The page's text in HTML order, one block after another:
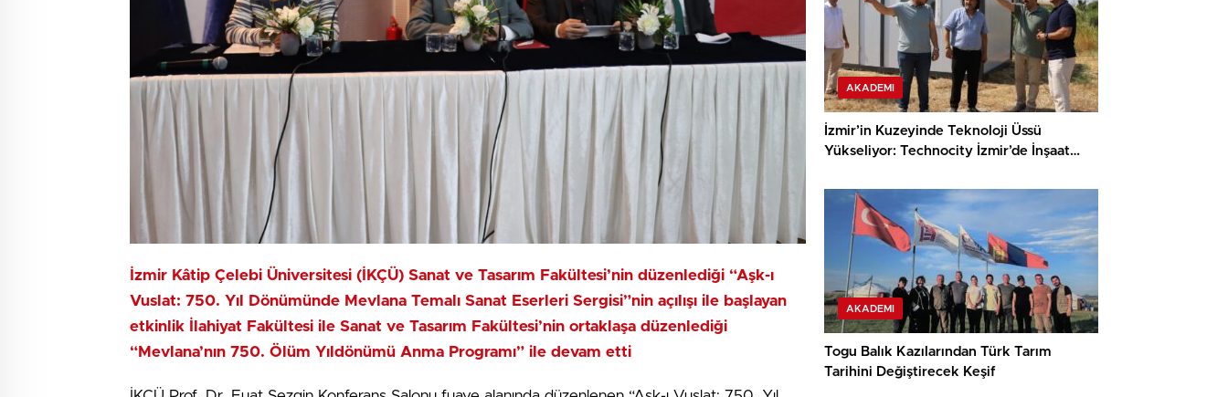
İzmir Kâtip Çelebi Üniversitesi (İKÇÜ) Sanat ve Tasarım Fakültesi’nin düzenlediği “Aşk-ı
Vuslat: 750. Yıl Dönümünde Mevlana Temalı Sanat Eserleri Sergisi”nin açılışı ile başlayan
etkinlik İlahiyat Fakültesi ile Sanat ve Tasarım Fakültesi’nin ortaklaşa düzenlediği
“Mevlana’nın 750. Ölüm Yıldönümü Anma Programı” ile devam etti
AKADEMI
İzmir’in Kuzeyinde Teknoloji Üssü
Yükseliyor: Technocity İzmir’de İnşaat
AKADEMI
Togu Balık Kazılarından Türk Tarım
Tarihini Değiştirecek Keşif